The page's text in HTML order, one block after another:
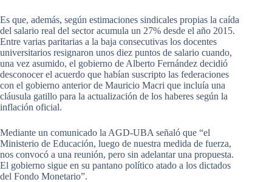
Es que, además, según estimaciones sindicales propias la caída
del salario real del sector acumula un 27% desde el año 2015.
Entre varias paritarias a la baja consecutivas los docentes
universitarios resignaron unos diez puntos de salario cuando,
una vez asumido, el gobierno de Alberto Fernández decidió
desconocer el acuerdo que habían suscripto las federaciones
con el gobierno anterior de Mauricio Macri que incluía una
cláusula gatillo para la actualización de los haberes según la
inflación oficial.
Mediante un comunicado la AGD-UBA señaló que “el
Ministerio de Educación, luego de nuestra medida de fuerza,
nos convocó a una reunión, pero sin adelantar una propuesta.
El gobierno sigue en su pantano político atado a los dictados
del Fondo Monetario”.